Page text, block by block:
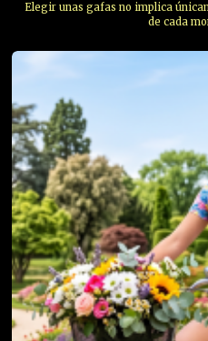
Elegir unas gafas no implica
de cada